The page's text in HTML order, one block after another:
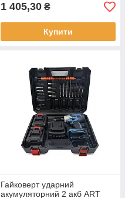
1 405,30 ₴
Купити
Гайковерт ударний
акумуляторний 2 акб ART